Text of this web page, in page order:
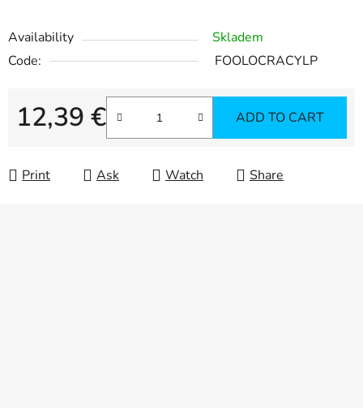
Availability
Skladem
Code:
FOOLOCRACYLP
12,39 € ADD TO CART
Print Ask Watch Share